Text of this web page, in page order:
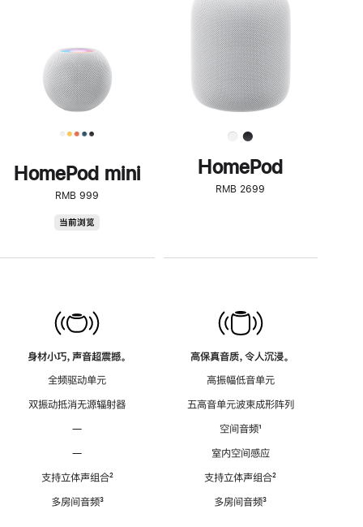
HomePod mini
RMB 999
当前浏览
身材小巧，声音超震撼。
全频驱动单元
双振动抵消无源辐射器
—
—
支持立体声组合脚
²
多房间音频脚
³
了
解
HomePod<
HomePod
RMB 2699
高保真音质，令人沉浸。
高振幅低音单元
五高音单元波束成形阵列
空间音频脚
¹
室内空间感应
支持立体声组合脚
²
多房间音频脚
³